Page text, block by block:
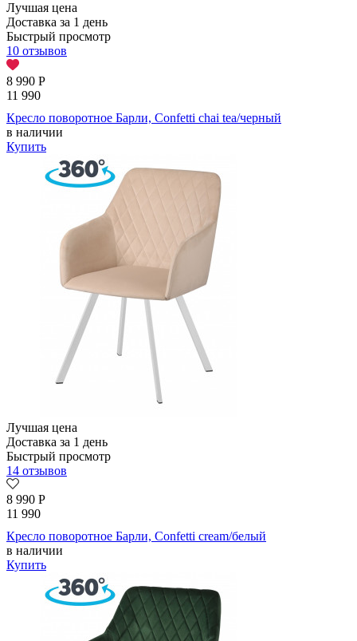
Лучшая цена
Доставка за 1 день
Быстрый просмотр
10 отзывов
8 990 Р
11 990
Кресло поворотное Барли, Confetti chai tea/черный
в наличии
Купить
Лучшая цена
Доставка за 1 день
Быстрый просмотр
14 отзывов
8 990 Р
11 990
Кресло поворотное Барли, Confetti cream/белый
в наличии
Купить